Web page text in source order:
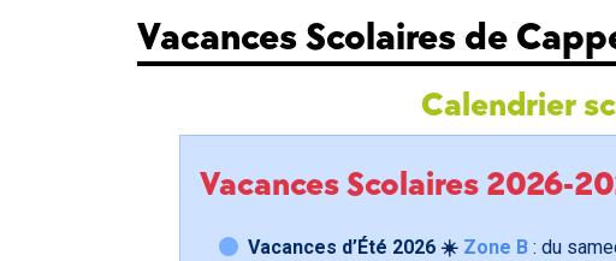
Vacances Scolaires de
Calendrier
Vacances Scolaires 2026-
Vacances d’Été 2026 ☀️ Zone B: du